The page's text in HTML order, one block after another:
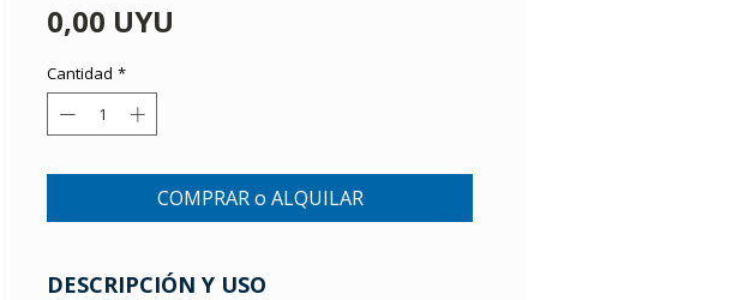
0,00 UYU
Cantidad *
COMPRAR o ALQUILAR
DESCRIPCIÓN Y USO